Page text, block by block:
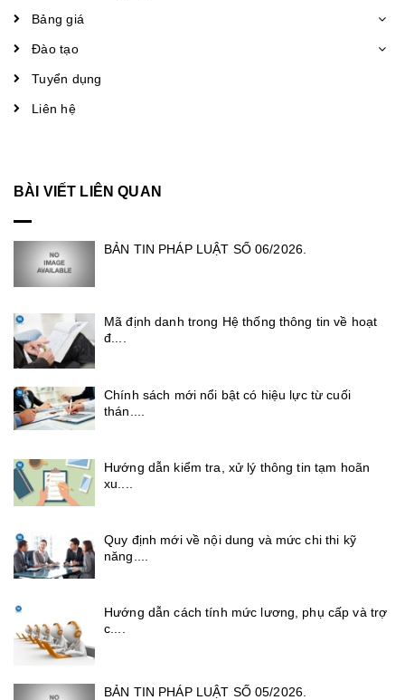
Bảng giá
Đào tạo
Tuyển dụng
Liên hệ
BÀI VIẾT LIÊN QUAN
BẢN TIN PHÁP LUẬT SỐ 06/2026.
Mã định danh trong Hệ thống thông tin về hoạt
đ....
Chính sách mới nổi bật có hiệu lực từ cuối
thán....
Hướng dẫn kiểm tra, xử lý thông tin tạm hoãn
xu....
Quy định mới về nội dung và mức chi thi kỹ
năng....
Hướng dẫn cách tính mức lương, phụ cấp và trợ
c....
BẢN TIN PHÁP LUẬT SỐ 05/2026.